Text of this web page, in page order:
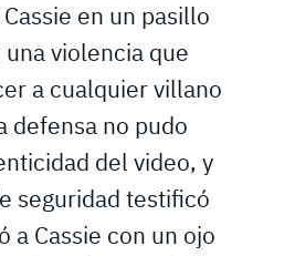
en un pasillo
violencia que
a cualquier villano
defensa no pudo
del video, y
seguridad testificó
a Cassie con un ojo